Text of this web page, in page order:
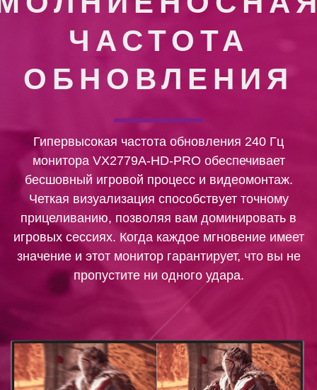
ЧАСТОТА
ОБНОВЛЕНИЯ
Гипервысокая частота обновления 240 Гц
монитора VX2779A-HD-PRO обеспечивает
бесшовный игровой процесс и видеомонтаж.
Четкая визуализация способствует точному
прицеливанию, позволяя вам доминировать в
игровых сессиях. Когда каждое мгновение имеет
значение и этот монитор гарантирует, что вы не
пропустите ни одного удара.